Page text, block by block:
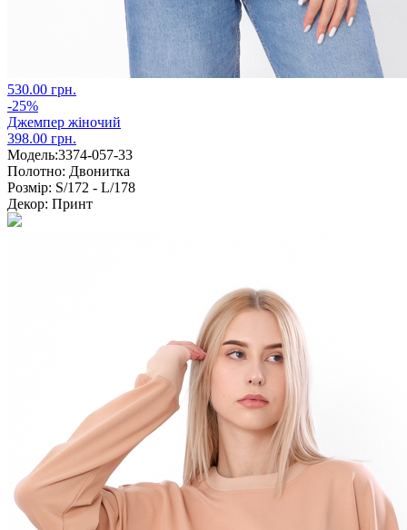
530.00 грн.
-25%
Джемпер жіночий
398.00 грн.
Модель:3374-057-33
Полотно: Двонитка
Розмір: S/172 - L/178
Декор: Принт